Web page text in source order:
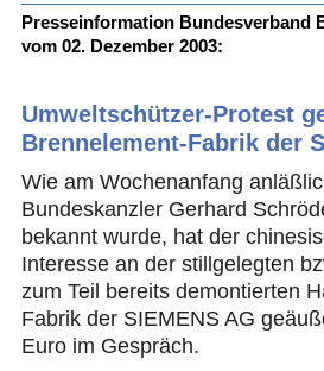
Presseinformation Bundesverband
vom 02. Dezember 2003:
Umweltschützer-Protest
Brennelement-Fabrik der
Wie am Wochenanfang
Bundeskanzler Gerhard
bekannt wurde, hat der
Interesse an der stillgelegten
zum Teil bereits demontierten
Fabrik der SIEMENS AG
Euro im Gespräch.